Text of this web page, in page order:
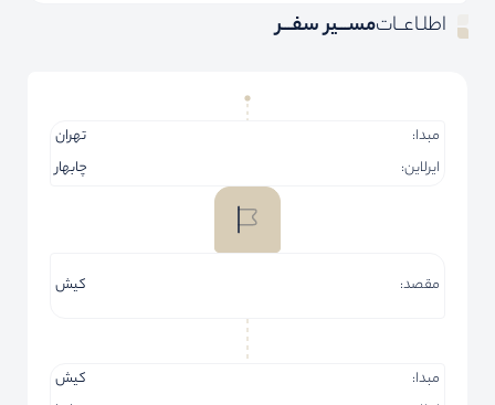
اطلـاعــاتمســـیر سفـــر
مبدا:
تهران
ایرلاین:
چابهار
مقصد: کیش
مبدا:
کیش